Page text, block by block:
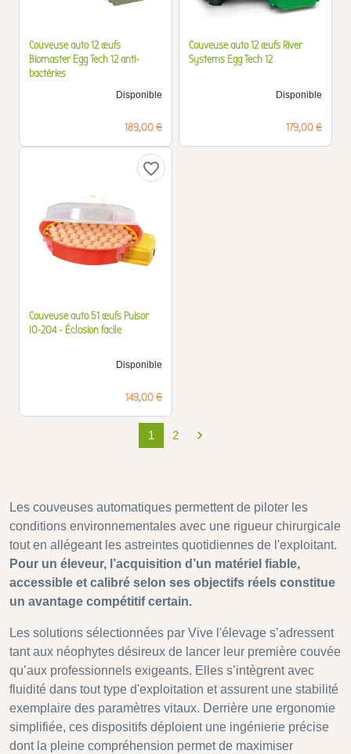
Couveuse auto 12 œufs
Biomaster Egg Tech 12 anti-
bactéries
Disponible
Prix
189,00 €
Couveuse auto 12 œufs River
Systems Egg Tech 12
Disponible
Prix
179,00 €
favorite_border
Couveuse auto 51 œufs Puisor
IO-204 - Éclosion facile
Disponible
Prix
149,00 €
1 2 
Les couveuses automatiques permettent de piloter les
conditions environnementales avec une rigueur chirurgicale
tout en allégeant les astreintes quotidiennes de l'exploitant.
Pour un éleveur, l’acquisition d’un matériel fiable,
accessible et calibré selon ses objectifs réels constitue
un avantage compétitif certain.
Les solutions sélectionnées par Vive l'élevage s’adressent
tant aux néophytes désireux de lancer leur première couvée
qu’aux professionnels exigeants. Elles s’intègrent avec
fluidité dans tout type d'exploitation et assurent une stabilité
exemplaire des paramètres vitaux. Derrière une ergonomie
simplifiée, ces dispositifs déploient une ingénierie précise
dont la pleine compréhension permet de maximiser